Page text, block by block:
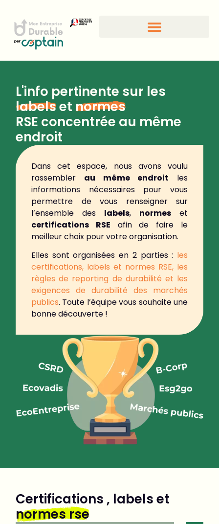
L'info pertinente sur les
labelset normes
RSE concentrée au même
endroit
Dans cet espace, nous avons voulu
rassembler au même endroit les
informations nécessaires pour vous
permettre de vous renseigner sur
l’ensemble des labels, normes et
certifications RSE afin de faire le
meilleur choix pour votre organisation.
Elles sont organisées en 2 parties : les
certifications, labels et normes RSE, les
règles de reporting de durabilité et les
exigences de durabilité des marchés
publics. Toute l’équipe vous souhaite une
bonne découverte !
Certifications , labels et
normes rse